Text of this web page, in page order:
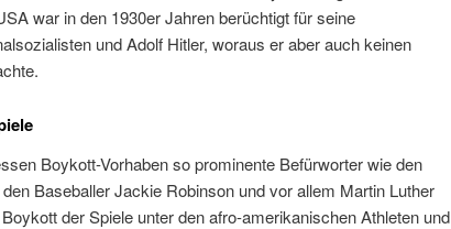
war in den 1930er Jahren berüchtigt für seine
und Adolf Hitler, woraus er aber auch keinen
Boykott-Vorhaben so prominente Befürworter wie den
Baseballer Jackie Robinson und vor allem Martin Luther
der Spiele unter den afro-amerikanischen Athleten und